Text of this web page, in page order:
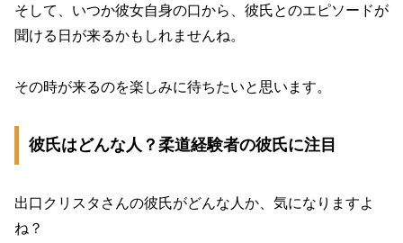
そして、いつか彼女自身の口から、彼氏とのエピソードが
聞ける日が来るかもしれませんね。
その時が来るのを楽しみに待ちたいと思います。
彼氏はどんな人？柔道経験者の彼氏に注目
出口クリスタさんの彼氏がどんな人か、気になりますよ
ね？